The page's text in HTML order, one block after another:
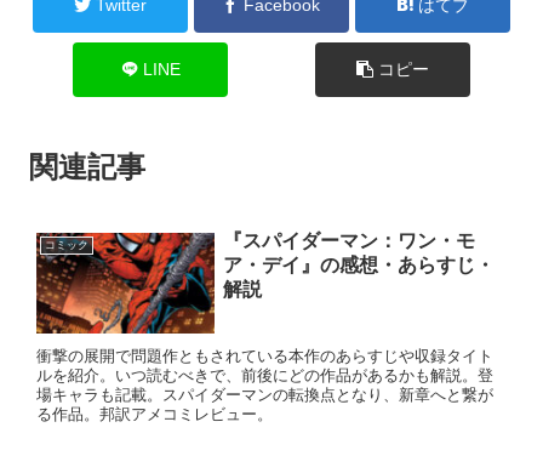
Twitter Facebook はてブ
LINE コピー
関連記事
コミック
『スパイダーマン：ワン・モ
ア・デイ』の感想・あらすじ・
解説
衝撃の展開で問題作ともされている本作のあらすじや収録タイト
ルを紹介。いつ読むべきで、前後にどの作品があるかも解説。登
場キャラも記載。スパイダーマンの転換点となり、新章へと繋が
る作品。邦訳アメコミレビュー。